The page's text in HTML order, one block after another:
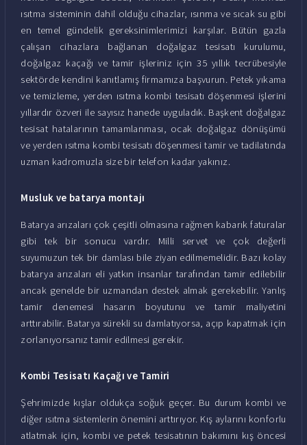
ısıtma sisteminin dahil olduğu cihazlar, ısınma ve sıcak su gibi
en temel gündelik gereksinimlerimizi karşılar. Bütün gazla
çalışan cihazlara bağlanan doğalgaz tesisatı kurulumu,
doğalgaz kaçağı ve tamir işleriniz için 35 yıllık tecrübesiyle
sektörde kendini kanıtlamış firmamıza başvurun. Petek yıkama
ve temizleme, yerden ısıtma kombi tesisatı döşenmesi işlerini
yıllardır özveri ile sayısız hanede uyguladık. Başkent doğalgaz
tesisat hatalarının tamamlanması, ocak doğalgaz dönüşümü
ve yerden ısıtma kombi tesisatı döşenmesi tamir ve tadilatında
uzman kadromuzla size bir telefon kadar yakınız.
Musluk ve batarya montajı
Batarya arızaları çok çeşitli olmasına rağmen kabarık faturalar
gibi tek bir sonucu vardır. Milli servet ve çok değerli
suyumuzun tek bir damlası bile ziyan edilmemelidir. Bazı kolay
batarya arızaları eli yatkın insanlar tarafından tamir edilebilir
ancak genelde bir uzmandan destek almak gerekebilir. Yanlış
tamir denemesi hasarın boyutunu ve tamir maliyetini
arttırabilir. Batarya sürekli su damlatıyorsa, açıp kapatmak için
zorlanıyorsanız tamir edilmesi gerekir.
Kombi Tesisatı Kaçağı ve Tamiri
Şehrimizde kışlar oldukça soğuk geçer. Bu durum kombi ve
diğer ısıtma sistemlerin önemini arttırıyor. Kış aylarını konforlu
atlatmak için, kombi ve petek tesisatının bakımını kış öncesi